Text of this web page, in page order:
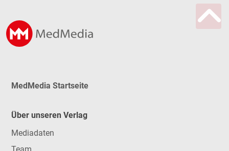
MedMedia Startseite
Über unseren Verlag
Mediadaten
Team